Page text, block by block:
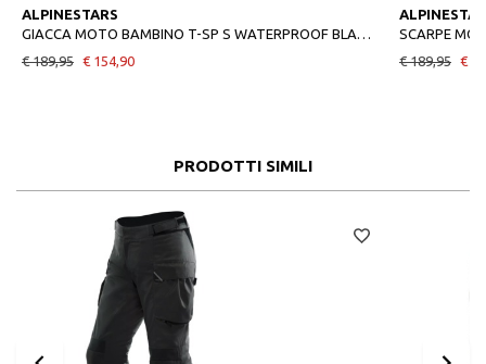
ALPINESTARS
GIACCA MOTO BAMBINO T-SP S WATERPROOF BLACK WHITE
€ 189,95 € 154,90
SCARPE
€ 189,95 €
PRODOTTI SIMILI